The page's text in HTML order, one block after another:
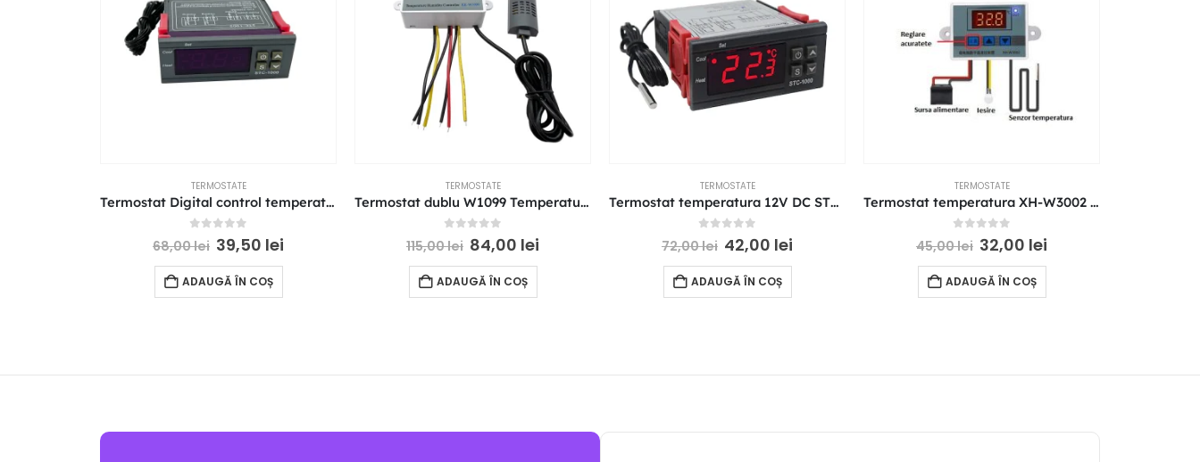
TERMOSTATE
Termostat Digital control temperatura racire incalzire 220V STC-1000
out of 5
68,00lei 39,50 lei
ADAUGĂ ÎN COȘ
TERMOSTATE
Termostat dublu W1099 Temperatura si Umiditate AC 220V 10A regulator termostat incubator
out of 5
115,00lei 84,00 lei
ADAUGĂ ÎN COȘ
TERMOSTATE
Termostat temperatura 12V DC STC-1000 10A
out of 5
72,00lei 42,00 lei
ADAUGĂ ÎN COȘ
TERMOSTATE
Termostat temperatura XH-W3002 12VDC
out of 5
45,00lei 32,00 lei
ADAUGĂ ÎN COȘ